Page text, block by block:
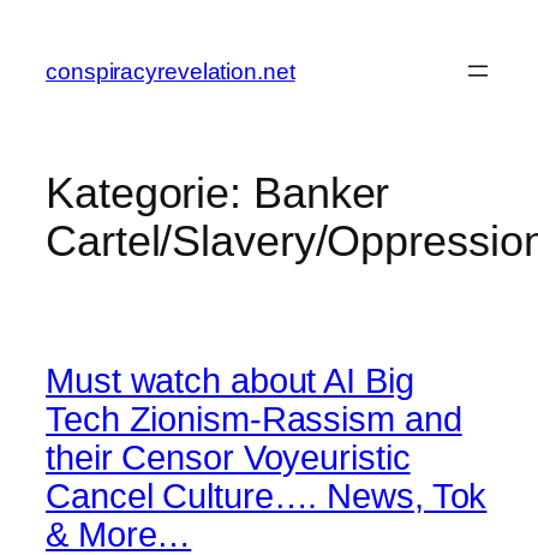
springen
conspiracyrevelation.net
Kategorie: Banker
Cartel/Slavery/
Must watch about AI Big
Tech Zionism-Rassism and
their Censor Voyeuristic
Cancel Culture…. News, Tok
& More…